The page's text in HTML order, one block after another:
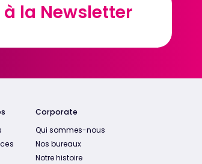
à la Newsletter
à la Newsletter
Corporate
Qui sommes-nous
Nos bureaux
Notre histoire